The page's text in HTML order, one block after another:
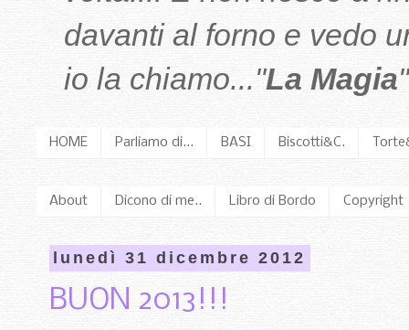
davanti al forno e vedo
io la chiamo..."La Magia
HOME Parliamo di... BASI Biscotti&C.
About Dicono di me.. Libro di Bordo Copyright
lunedì 31 dicembre 2012
BUON 2013!!!